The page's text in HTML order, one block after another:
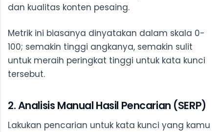
dan kualitas konten pesaing.
Metrik ini biasanya dinyatakan dalam skala 0-
100; semakin tinggi angkanya, semakin sulit
untuk meraih peringkat tinggi untuk kata kunci
tersebut.
2. Analisis Manual Hasil Pencarian (SERP)
Lakukan pencarian untuk kata kunci yang kamu